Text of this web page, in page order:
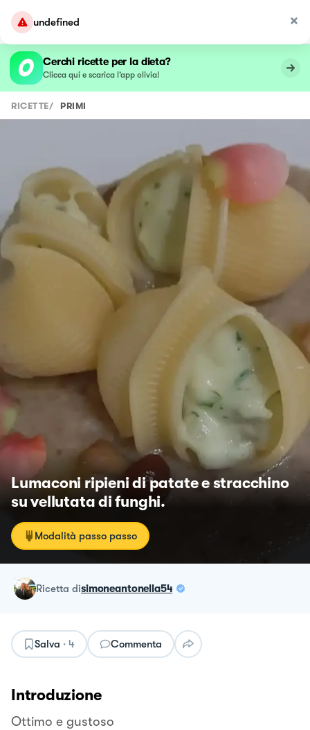
undefined
Cerchi ricette per la dieta?
Clicca qui e scarica l’app olivia!
RICETTE/ PRIMI
Lumaconi ripieni di patate e stracchino
su vellutata di funghi.
Modalità passo passo
ricetta disimoneantonella54
Salva · 4 Commenta
Introduzione
Ottimo e gustoso